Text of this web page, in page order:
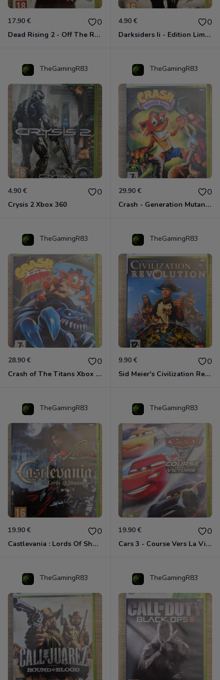
17.90 € 0
Dead Rising 2 - Off The Record Xbox 360
4.90 € 0
Darksiders Ii - Edition Limitée Xbox 360
TheGamingR83
4.90 € 0
Crysis 2 Xbox 360
TheGamingR83
29.90 € 0
Crash - Generation Mutant Xbox 360
TheGamingR83
28.90 € 0
Crash of The Titans Xbox 360
TheGamingR83
9.90 € 0
Sid Meier's Civilization Revolution Xbox 360
TheGamingR83
19.90 € 0
Castlevania : Lords Of Shadow Xbox 360
TheGamingR83
19.90 € 0
Cars 3 - Course Vers La Victoire Xbox 360
TheGamingR83 TheGamingR83